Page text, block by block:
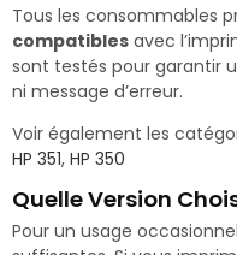
Tous les consommables
compatibles avec
sont testés pour garantir
ni message d’erreur.
Voir également les
HP 351, HP 350
Quelle Version
Pour un usage